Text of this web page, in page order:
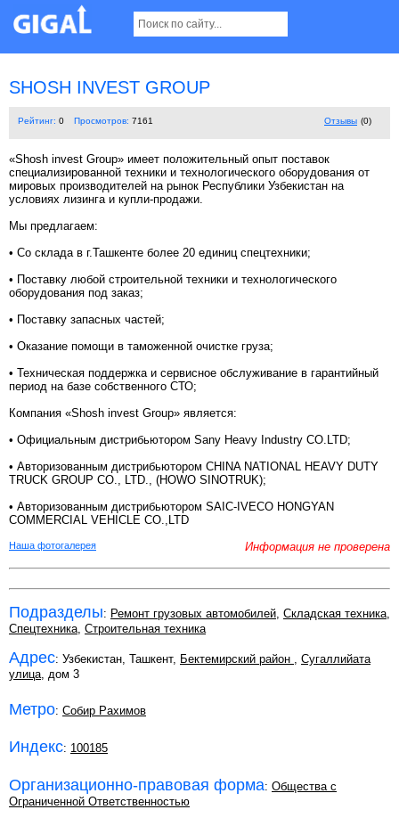
SHOSH INVEST GROUP
Рейтинг: 0 Просмотров: 7161 Отзывы (0)
«Shosh invest Group» имеет положительный опыт поставок
специализированной техники и технологического оборудования от
мировых производителей на рынок Республики Узбекистан на
условиях лизинга и купли-продажи.
Мы предлагаем:
• Со склада в г.Ташкенте более 20 единиц спецтехники;
• Поставку любой строительной техники и технологического
оборудования под заказ;
• Поставку запасных частей;
• Оказание помощи в таможенной очистке груза;
• Техническая поддержка и сервисное обслуживание в гарантийный
период на базе собственного СТО;
Компания «Shosh invest Group» является:
• Официальным дистрибьютором Sany Heavy Industry CO.LTD;
• Авторизованным дистрибьютором СHINA NATIONAL HEAVY DUTY
TRUCK GROUP CO., LTD., (HOWO SINOTRUK);
• Авторизованным дистрибьютором SAIC-IVECO HONGYAN
COMMERCIAL VEHICLE CO.,LTD
Наша фотогалерея Информация не проверена
Подразделы: Ремонт грузовых автомобилей, Складская техника,
Спецтехника, Строительная техника
Адрес: Узбекистан, Ташкент, Бектемирский район , Сугаллийата
улица, дом 3
Метро: Собир Рахимов
Индекс: 100185
Организационно-правовая форма: Общества с
Ограниченной Ответственностью